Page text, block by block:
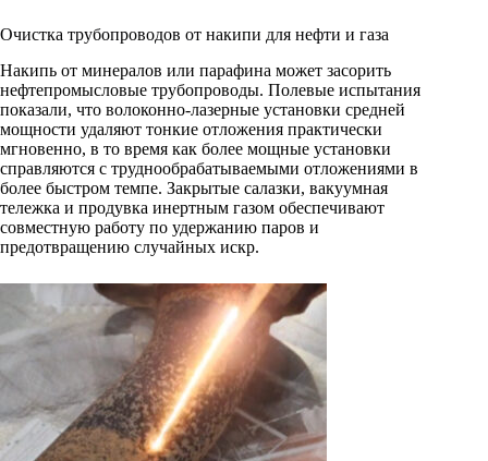
Очистка трубопроводов от накипи для нефти и газа
Накипь от минералов или парафина может засорить
нефтепромысловые трубопроводы. Полевые испытания
показали, что волоконно-лазерные установки средней
мощности удаляют тонкие отложения практически
мгновенно, в то время как более мощные установки
справляются с труднообрабатываемыми отложениями в
более быстром темпе. Закрытые салазки, вакуумная
тележка и продувка инертным газом обеспечивают
совместную работу по удержанию паров и
предотвращению случайных искр.